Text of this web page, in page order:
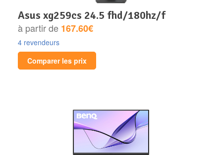
asus xg259cs 24.5 fhd/180hz/f
à partir de 167.60€
4 revendeurs
Comparer les prix